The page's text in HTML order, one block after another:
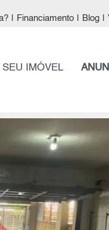
Financiamento Blog
IMÓVEL